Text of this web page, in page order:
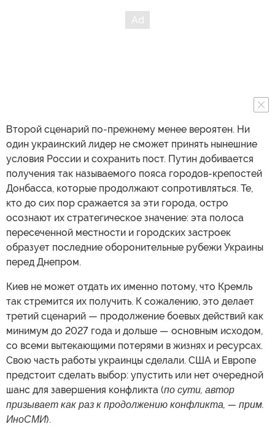
Второй сценарий по-прежнему менее вероятен. Ни
один украинский лидер не сможет принять нынешние
условия России и сохранить пост. Путин добивается
получения так называемого пояса городов-крепостей
Донбасса, которые продолжают сопротивляться. Те,
кто до сих пор сражается за эти города, остро
осознают их стратегическое значение: эта полоса
пересеченной местности и городских застроек
образует последние оборонительные рубежи Украины
перед Днепром.
Киев не может отдать их именно потому, что Кремль
так стремится их получить. К сожалению, это делает
третий сценарий — продолжение боевых действий как
минимум до 2027 года и дольше — основным исходом,
со всеми вытекающими потерями в жизнях и ресурсах.
Свою часть работы украинцы сделали. США и Европе
предстоит сделать выбор: упустить или нет очередной
шанс для завершения конфликта (по сути, автор
призывает как раз к продолжению конфликта, — прим.
ИноСМИ).